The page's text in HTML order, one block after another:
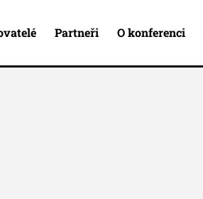
Partneři O konferenci